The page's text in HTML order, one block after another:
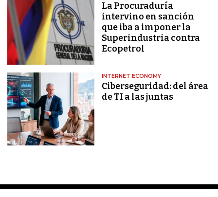
La Procuraduría
intervino en sanción
que iba a imponer la
Superindustria contra
Ecopetrol
INTERNET ECONOMY
Ciberseguridad: del área
de TI a las juntas